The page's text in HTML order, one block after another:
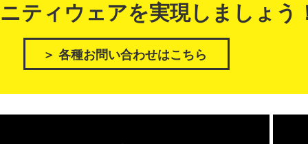
ティウェアを実現しましょう
＞ 各種お問い合わせはこちら